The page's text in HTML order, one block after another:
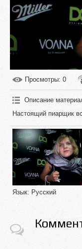
Просмотры: 0
Описание
Настоящий пиарщик
Язык: Русский